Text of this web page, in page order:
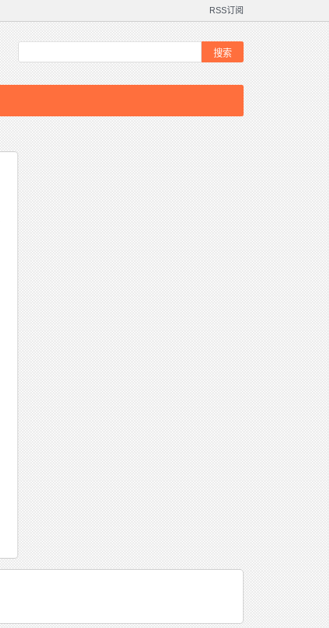
RSS订阅